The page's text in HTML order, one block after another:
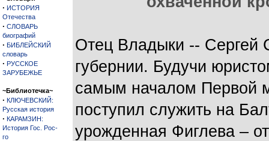
· ИСТОРИЯ
Отечества
· СЛОВАРЬ
биографий
· БИБЛЕЙСКИЙ
словарь
· РУССКОЕ
ЗАРУБЕЖЬЕ
~Библиотечка~
· КЛЮЧЕВСКИЙ:
Русская история
· КАРАМЗИН:
История Гос. Рос-
го
Отец Владыки -- Сергей
губернии. Будучи
самым началом Первой
поступил служить на
урожденная Фиглева –